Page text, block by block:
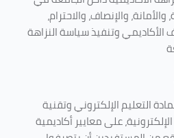
والإنصاف، والاحترام،
وتنفيذ سياسة النزاهة
التعليم الإلكتروني وتقنية
على معايير أكاديمية